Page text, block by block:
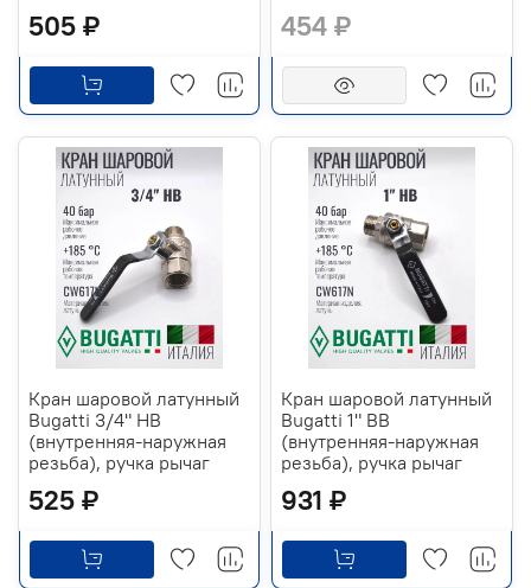
505 ₽ 454 ₽
Кран шаровой латунный
Bugatti 3/4" НВ
(внутренняя-наружная
резьба), ручка рычаг
525 ₽
Кран шаровой латунный
Bugatti 1" ВВ
(внутренняя-наружная
резьба), ручка рычаг
931 ₽